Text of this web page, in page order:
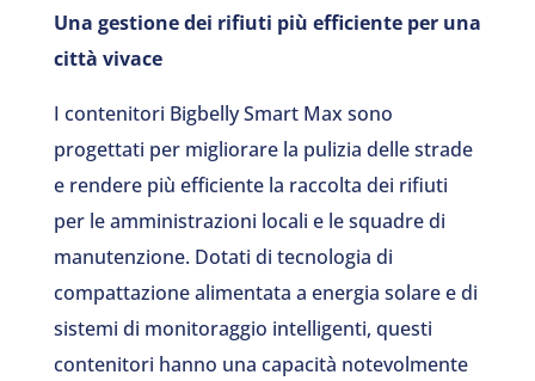
Una gestione dei rifiuti più efficiente per una
città vivace
I contenitori Bigbelly Smart Max sono
progettati per migliorare la pulizia delle strade
e rendere più efficiente la raccolta dei rifiuti
per le amministrazioni locali e le squadre di
manutenzione. Dotati di tecnologia di
compattazione alimentata a energia solare e di
sistemi di monitoraggio intelligenti, questi
contenitori hanno una capacità notevolmente